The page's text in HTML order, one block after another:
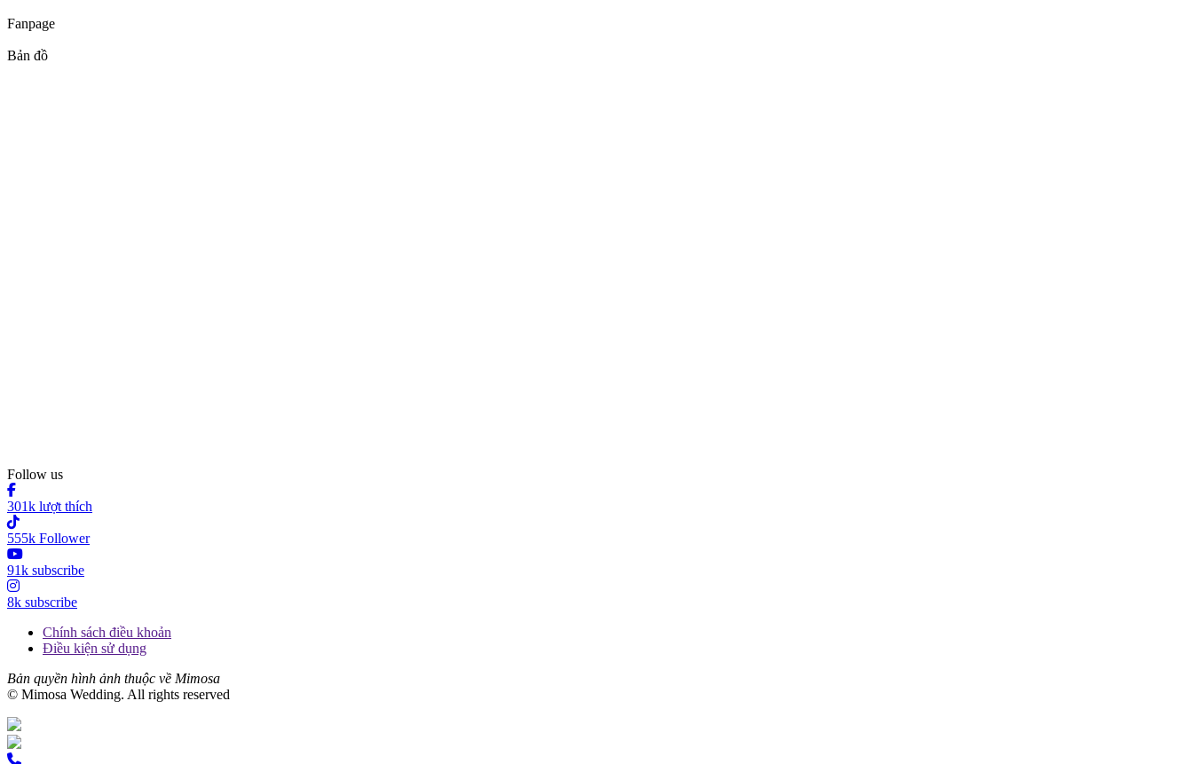
Fanpage
Bản đồ
Follow us
301k lượt thích
555k Follower
91k subscribe
8k subscribe
Chính sách điều khoản
Điều kiện sử dụng
Bản quyền hình ảnh thuộc về Mimosa
© Mimosa Wedding. All rights reserved